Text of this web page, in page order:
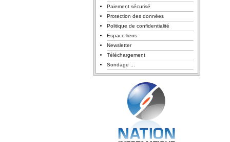
Paiement sécurisé
Protection des données
Politique de confidentialité
Espace liens
Newsletter
Téléchargement
Sondage ...